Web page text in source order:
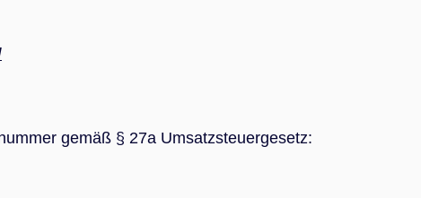
gemäß § 27a Umsatzsteuergesetz: